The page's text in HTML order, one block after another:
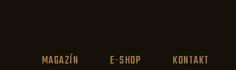
MAGAZÍN E-SHOP KONTAKT